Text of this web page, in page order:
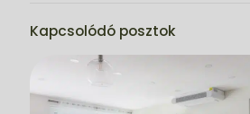
Kapcsolódó posztok